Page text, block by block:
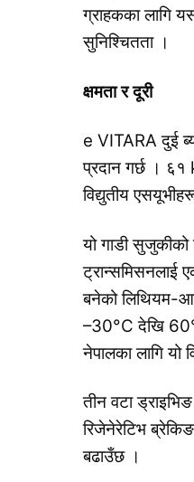
ग्राहकका लागि
सुनिश्चितता ।
क्षमता र दूरी
e VITARA दुई
प्रदान गर्छ । ६१
विद्युतीय
यो गाडी सुजुकीको
बनेको लिथियम-
–30°C देखि
नेपालका लागि यो
तीन वटा
रिजेनेरेटिभ
बढाउँछ ।